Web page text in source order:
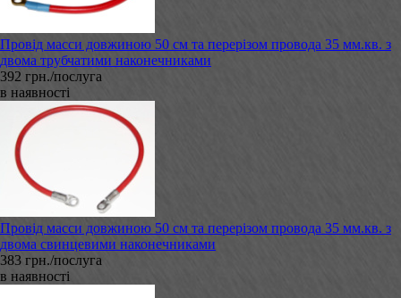
Провід масси довжиною 50 см та перерізом провода 35 мм.кв. з
двома трубчатими наконечниками
392 грн./послуга
в наявності
Провід масси довжиною 50 см та перерізом провода 35 мм.кв. з
двома свинцевими наконечниками
383 грн./послуга
в наявності